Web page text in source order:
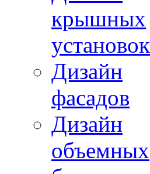
крышных
установок
Дизайн
фасадов
Дизайн
объемных